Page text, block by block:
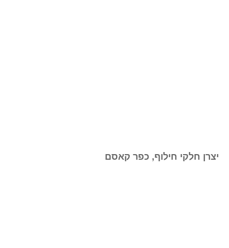
יצרן חלקי חילוף, כפר קאסם